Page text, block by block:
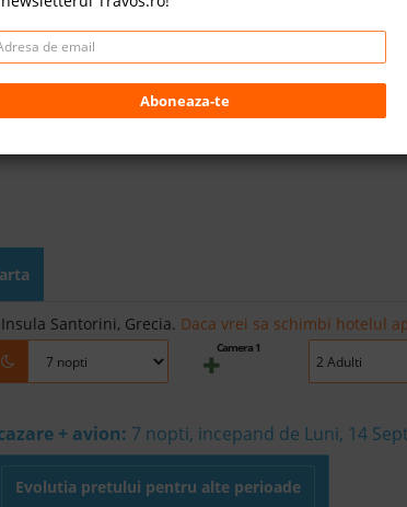
Santorini, Grecia. Daca vrei sa schimbi hotelul
Camera 1
+ avion: 7 nopti, incepand de Luni, 14
Evolutia pretului pentru alte perioade
Aboneaza-te